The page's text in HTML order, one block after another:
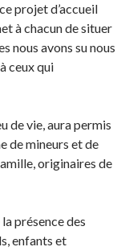
projet d’accueil
à chacun de situer
nous avons su nous
ceux qui
de vie, aura permis
de mineurs et de
originaires de
présence des
enfants et